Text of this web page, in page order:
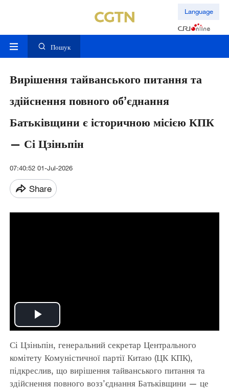
Language
Пошук
Вирішення тайванського питання та
здійснення повного об’єднання
Батьківщини є історичною місією КПК
— Сі Цзіньпін
07:40:52 01-Jul-2026
Share
Play
Video
Сі Цзіньпін, генеральний секретар Центрального
комітету Комуністичної партії Китаю (ЦК КПК),
підкреслив, що вирішення тайванського питання та
здійснення повного возз’єднання Батьківщини — це